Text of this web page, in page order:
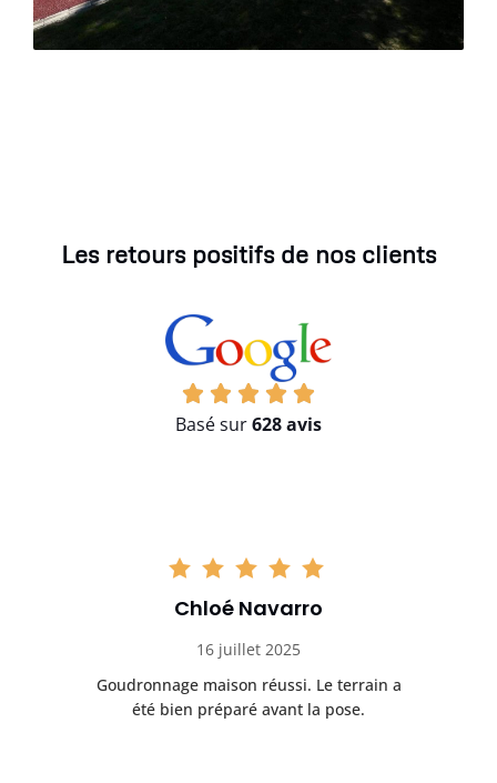
Les retours positifs de nos clients
Basé sur628 avis
Chloé Navarro
16 juillet 2025
Goudronnage maison réussi. Le terrain a
été bien préparé avant la pose.